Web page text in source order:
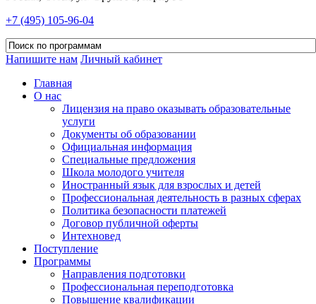
+7 (495) 105-96-04
Напишите нам Личный кабинет
Главная
О нас
Лицензия на право оказывать образовательные
услуги
Документы об образовании
Официальная информация
Специальные предложения
Школа молодого учителя
Иностранный язык для взрослых и детей
Профессиональная деятельность в разных сферах
Политика безопасности платежей
Договор публичной оферты
Интехновед
Поступление
Программы
Направления подготовки
Профессиональная переподготовка
Повышение квалификации